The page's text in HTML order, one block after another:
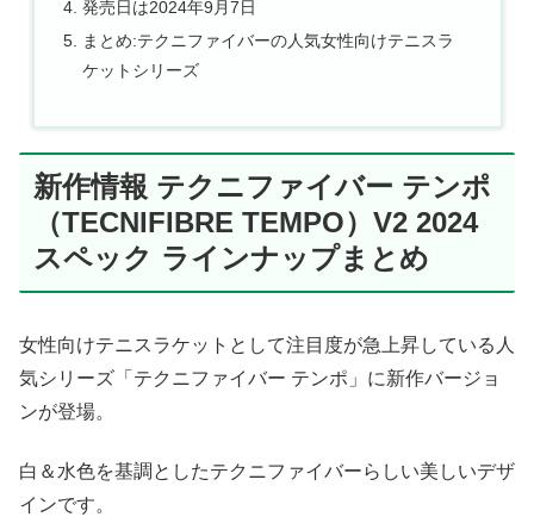
発売日は2024年9月7日
まとめ:テクニファイバーの人気女性向けテニスラ
ケットシリーズ
新作情報 テクニファイバー テンポ
（TECNIFIBRE TEMPO）V2 2024
スペック ラインナップまとめ
女性向けテニスラケットとして注目度が急上昇している人
気シリーズ「テクニファイバー テンポ」に新作バージョ
ンが登場。
白＆水色を基調としたテクニファイバーらしい美しいデザ
インです。